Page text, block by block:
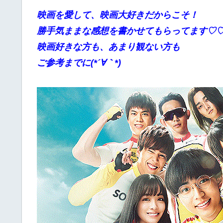
映画を愛して、映画大好きだからこそ！
勝手気ままな感想を書かせてもらってます
映画好きな方も、あまり観ない方も
ご参考までに(*´∀｀*)